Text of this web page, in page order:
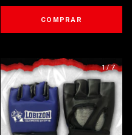
COMPRAR
1/7